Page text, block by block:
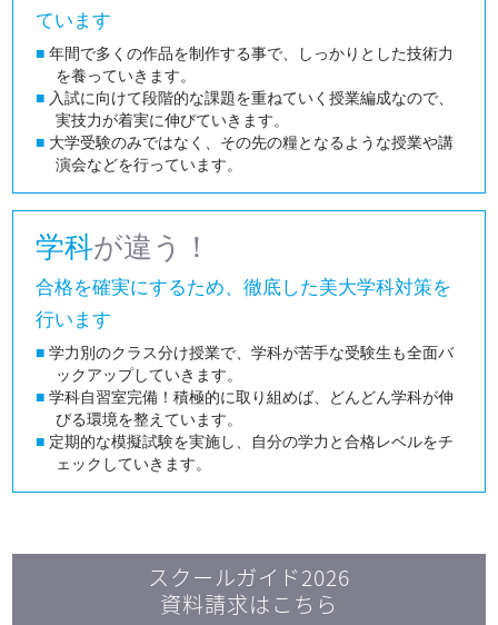
ています
■ 年間で多くの作品を制作する事で、しっかりとした技術力
を養っていきます。
■ 入試に向けて段階的な課題を重ねていく授業編成なので、
実技力が着実に伸びていきます。
■ 大学受験のみではなく、その先の糧となるような授業や講
演会などを行っています。
学科が違う！
合格を確実にするため、徹底した美大学科対策を
行います
■ 学力別のクラス分け授業で、学科が苦手な受験生も全面バ
ックアップしていきます。
■ 学科自習室完備！積極的に取り組めば、どんどん学科が伸
びる環境を整えています。
■ 定期的な模擬試験を実施し、自分の学力と合格レベルをチ
ェックしていきます。
スクールガイド2026
資料請求はこちら